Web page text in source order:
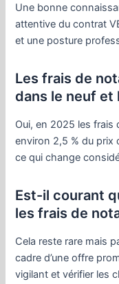
Une bonne
attentive du contrat
et une posture
Les frais de
dans le neuf et
Oui, en 2025 les frais
environ 2,5 % du prix
ce qui change
Est-il courant
les frais de
Cela reste rare mais
cadre d’une offre
vigilant et vérifier les